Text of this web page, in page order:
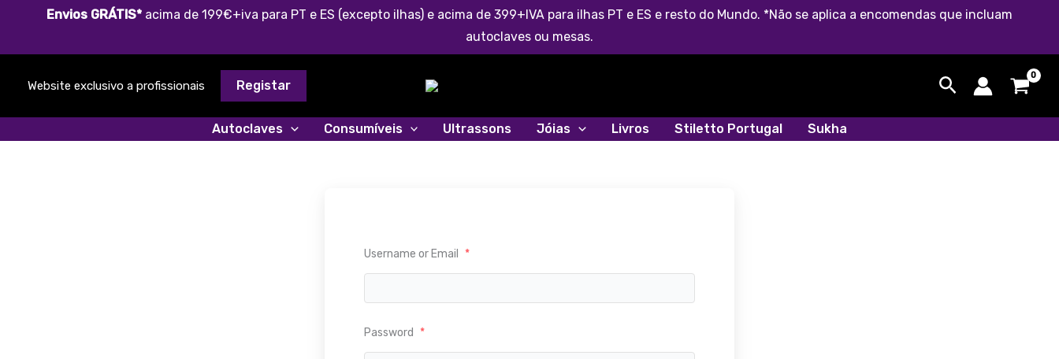
content
Envios GRÁTIS* acima de 199€+iva para PT e ES (excepto ilhas) e acima de 399+IVA para ilhas PT e ES e resto do Mundo. *Não se aplica a encomendas que incluam
autoclaves ou mesas.
Website exclusivo a profissionais Registar Search
Autoclaves Consumíveis Ultrassons Jóias Livros Stiletto Portugal Sukha
Username or Email *
Password *